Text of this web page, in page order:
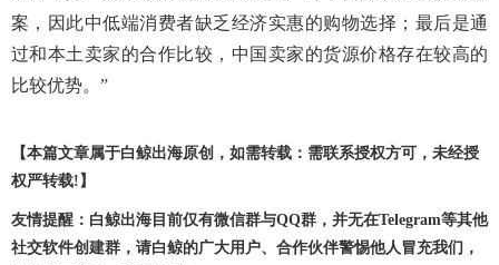
案，因此中低端消费者缺乏经济实惠的购物选择；最后是通
过和本土卖家的合作比较，中国卖家的货源价格存在较高的
比较优势。”
【本篇文章属于白鲸出海原创，如需转载：需联系授权方可，未经授
权严转载!】
友情提醒：白鲸出海目前仅有微信群与QQ群，并无在Telegram等其他
社交软件创建群，请白鲸的广大用户、合作伙伴警惕他人冒充我们，